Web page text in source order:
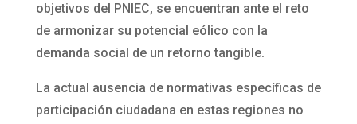
objetivos del PNIEC, se encuentran ante el reto
de armonizar su potencial eólico con la
demanda social de un retorno tangible.
La actual ausencia de normativas específicas de
participación ciudadana en estas regiones no